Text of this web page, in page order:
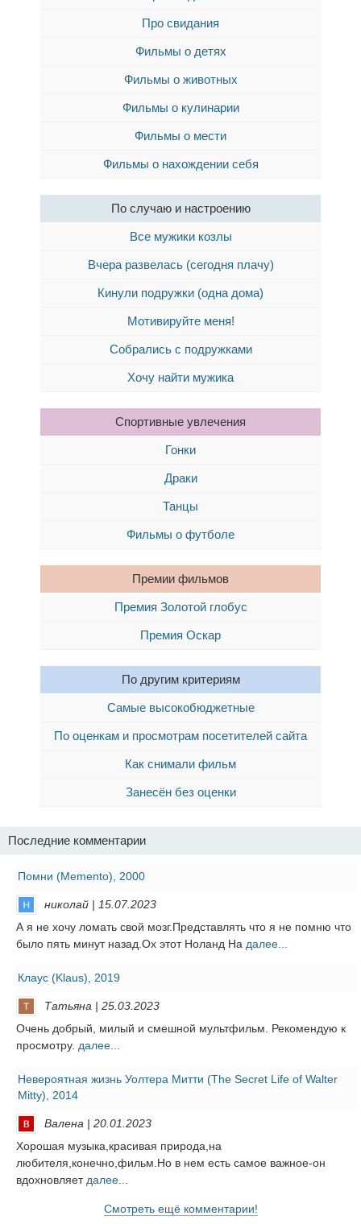
Про свидания
Фильмы о детях
Фильмы о животных
Фильмы о кулинарии
Фильмы о мести
Фильмы о нахождении себя
По случаю и настроению
Все мужики козлы
Вчера развелась (сегодня плачу)
Кинули подружки (одна дома)
Мотивируйте меня!
Собрались с подружками
Хочу найти мужика
Спортивные увлечения
Гонки
Драки
Танцы
Фильмы о футболе
Премии фильмов
Премия Золотой глобус
Премия Оскар
По другим критериям
Самые высокобюджетные
По оценкам и просмотрам посетителей сайта
Как снимали фильм
Занесён без оценки
Последние комментарии
Помни (Memento), 2000
николай | 15.07.2023
А я не хочу ломать свой мозг.Представлять что я не помню что
было пять минут назад.Ох этот Ноланд На далее...
Клаус (Klaus), 2019
Татьяна | 25.03.2023
Очень добрый, милый и смешной мультфильм. Рекомендую к
просмотру. далее...
Невероятная жизнь Уолтера Митти (The Secret Life of Walter
Mitty), 2014
Валена | 20.01.2023
Хорошая музыка,красивая природа,на
любителя,конечно,фильм.Но в нем есть самое важное-он
вдохновляет далее...
Смотреть ещё комментарии!